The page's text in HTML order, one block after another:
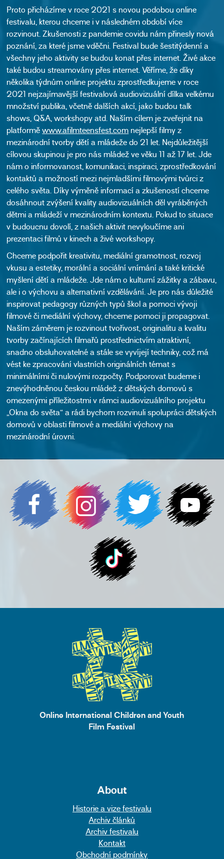
Proto přicházíme v roce 2021 s novou podobou online
festivalu, kterou chceme i v následném období více
rozvinout. Zkušenosti z pandemie covidu nám přinesly nová
poznání, za které jsme vděčni. Festival bude šestitýdenní a
všechny jeho aktivity se budou konat přes internet. Živé akce
také budou streamovány přes internet. Věříme, že díky
několika týdnům online projektu zprostředkujeme v roce
2021 nejzajímavější festivalová audiovizuální dílka velkému
množství publika, včetně dalších akcí, jako budou talk
shows, Q&A, workshopy atd. Naším cílem je zveřejnit na
platforměwww.afilmteensfest.comnejlepší filmy z
mezinárodní tvorby dětí a mládeže do 21 let. Nejdůležitější
cílovou skupinou je pro nás mládež ve věku 11 až 17 let. Jde
nám o informovanost, komunikaci, inspiraci, zprostředkování
kontaktů a možností mezi nejmladšími filmovými tvůrci z
celého světa. Díky výměně informací a zkušeností chceme
dosáhnout zvýšení kvality audiovizuálních děl vyráběných
dětmi a mládeží v mezinárodním kontextu. Pokud to situace
v budoucnu dovolí, z našich aktivit nevyloučíme ani
prezentaci filmů v kinech a živé workshopy.
Chceme podpořit kreativitu, mediální gramotnost, rozvoj
vkusu a estetiky, morální a sociální vnímání a také kritické
myšlení dětí a mládeže. Jde nám o kulturní zážitky a zábavu,
ale i o výchovu a alternativní vzdělávání. Je pro nás důležité
inspirovat pedagogy různých typů škol a pomoci vývoji
filmové či mediální výchovy, chceme pomoci ji propagovat.
Naším záměrem je rozvinout tvořivost, originalitu a kvalitu
tvorby začínajících filmařů prostřednictvím atraktivní,
snadno obsluhovatelné a stále se vyvíjejí techniky, což má
vést ke zpracování vlastních originálních témat s
minimálními či nulovými rozpočty. Podporovat budeme i
znevýhodněnou českou mládež z dětských domovů s
omezenými příležitostmi v rámci audiovizuálního projektu
„Okna do světa“ a rádi bychom rozvinuli spolupráci dětských
domovů v oblasti filmové a mediální výchovy na
mezinárodní úrovni.
Online International Children and Youth
Film Festival
About
Historie a vize festivalu
Archiv článků
Archiv festivalu
Kontakt
Obchodní podmínky